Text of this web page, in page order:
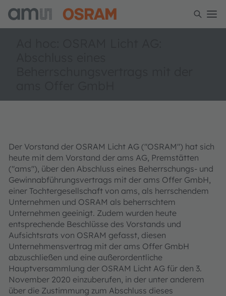
Der Vorstand der OSRAM Licht AG ("OSRAM") hat sich
heute mit dem Vorstand der ams AG, Premstätten
("ams"), über den Abschluss eines Beherrschungs- und
Gewinnabführungsvertrags mit der ams Offer GmbH,
einer Tochtergesellschaft von ams, als herrschendem
Unternehmen und OSRAM als beherrschtem
Unternehmen geeinigt. Zudem wurden heute
entsprechende Beschlüsse des Vorstands und
Aufsichtsrats von OSRAM gefasst, diesen
Unternehmensvertrag mit der ams Offer GmbH
abzuschließen und eine außerordentliche
Hauptversammlung der OSRAM Licht AG für den 3.
November 2020 einzuberufen, in der unter anderem
über die Zustimmung zum Abschluss dieses